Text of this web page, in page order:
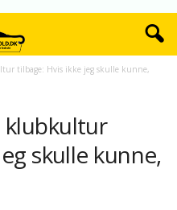
tilbage: Hvis ikke jeg skulle kunne,
klubkultur
skulle kunne,